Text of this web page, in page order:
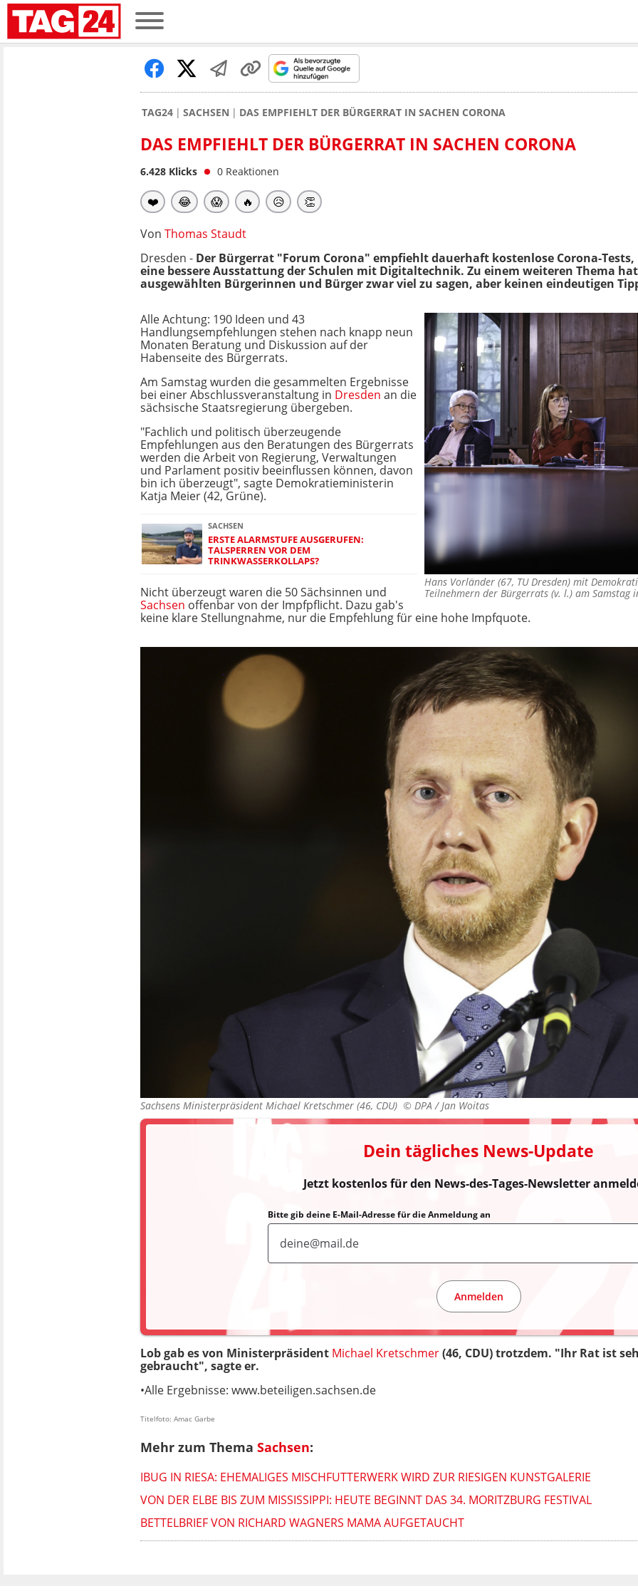
TAG24 SACHSEN DAS EMPFIEHLT DER BÜRGERRAT IN SACHEN CORONA
DAS EMPFIEHLT DER BÜRGERRAT IN SACHEN CORONA
6.428 Klicks 0 Reaktionen
❤️ 😂 😱 🔥 😥 👏
Von Thomas Staudt
Dresden - Der Bürgerrat "Forum Corona" empfiehlt dauerhaft kostenlose Corona-
eine bessere Ausstattung der Schulen mit Digitaltechnik. Zu einem weiteren Thema
ausgewählten Bürgerinnen und Bürger zwar viel zu sagen, aber keinen eindeutigen
Hans Vorländer (67, TU Dresden) mit
Teilnehmern der Bürgerrats (v. l.) am
Alle Achtung: 190 Ideen und 43
Handlungsempfehlungen stehen nach knapp neun
Monaten Beratung und Diskussion auf der
Habenseite des Bürgerrats.
Am Samstag wurden die gesammelten Ergebnisse
bei einer Abschlussveranstaltung in Dresden an die
sächsische Staatsregierung übergeben.
"Fachlich und politisch überzeugende
Empfehlungen aus den Beratungen des Bürgerrats
werden die Arbeit von Regierung, Verwaltungen
und Parlament positiv beeinflussen können, davon
bin ich überzeugt", sagte Demokratieministerin
Katja Meier (42, Grüne).
SACHSEN
ERSTE ALARMSTUFE AUSGERUFEN:
TALSPERREN VOR DEM
TRINKWASSERKOLLAPS?
Nicht überzeugt waren die 50 Sächsinnen und
Sachsen offenbar von der Impfpflicht. Dazu gab's
keine klare Stellungnahme, nur die Empfehlung für eine hohe Impfquote.
Sachsens Ministerpräsident Michael Kretschmer (46, CDU) © DPA / Jan Woitas
Dein tägliches News-Update
Jetzt kostenlos für den News-des-Tages-Newsletter
Bitte gib deine E-Mail-Adresse für die Anmeldung an
Anmelden
Lob gab es von Ministerpräsident Michael Kretschmer(46, CDU) trotzdem. "Ihr Rat ist
gebraucht", sagte er.
•Alle Ergebnisse: www.beteiligen.sachsen.de
Titelfoto: Amac Garbe
Mehr zum Thema Sachsen:
IBUG IN RIESA: EHEMALIGES MISCHFUTTERWERK WIRD ZUR RIESIGEN KUNSTGALERIE
VON DER ELBE BIS ZUM MISSISSIPPI: HEUTE BEGINNT DAS 34. MORITZBURG FESTIVAL
BETTELBRIEF VON RICHARD WAGNERS MAMA AUFGETAUCHT